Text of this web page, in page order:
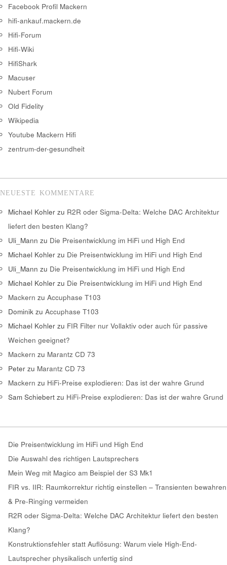
Facebook Profil Mackern
hifi-ankauf.mackern.de
Hifi-Forum
Hifi-Wiki
HifiShark
Macuser
Nubert Forum
Old Fidelity
Wikipedia
Youtube Mackern Hifi
zentrum-der-gesundheit
NEUESTE KOMMENTARE
Michael Kohler zu R2R oder Sigma-Delta: Welche DAC Architektur
liefert den besten Klang?
Uli_Mann zu Die Preisentwicklung im HiFi und High End
Michael Kohler zu Die Preisentwicklung im HiFi und High End
Uli_Mann zu Die Preisentwicklung im HiFi und High End
Michael Kohler zu Die Preisentwicklung im HiFi und High End
Mackern zu Accuphase T103
Dominik zu Accuphase T103
Michael Kohler zu FIR Filter nur Vollaktiv oder auch für passive
Weichen geeignet?
Mackern zu Marantz CD 73
Peter zu Marantz CD 73
Mackern zu HiFi-Preise explodieren: Das ist der wahre Grund
Sam Schiebert zu HiFi-Preise explodieren: Das ist der wahre Grund
Die Preisentwicklung im HiFi und High End
Die Auswahl des richtigen Lautsprechers
Mein Weg mit Magico am Beispiel der S3 Mk1
FIR vs. IIR: Raumkorrektur richtig einstellen – Transienten bewahren
& Pre-Ringing vermeiden
R2R oder Sigma-Delta: Welche DAC Architektur liefert den besten
Klang?
Konstruktionsfehler statt Auflösung: Warum viele High-End-
Lautsprecher physikalisch unfertig sind